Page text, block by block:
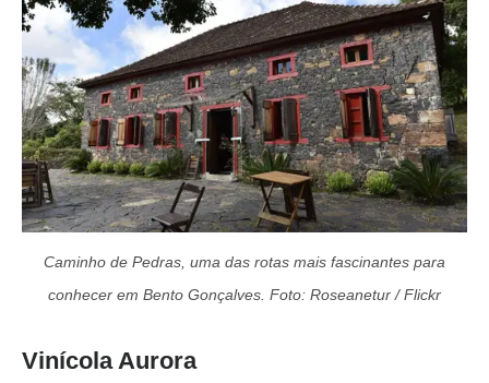
Caminho de Pedras, uma das rotas mais fascinantes para
conhecer em Bento Gonçalves. Foto: Roseanetur / Flickr
Vinícola Aurora